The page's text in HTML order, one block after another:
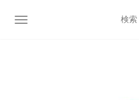
ナビゲーション切り替え